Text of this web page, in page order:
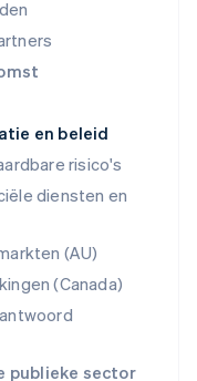
en beleid
risico's
diensten en
(AU)
(Canada)
publieke sector